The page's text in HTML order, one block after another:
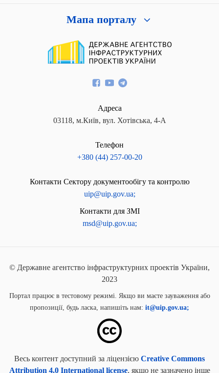
Мапа порталу
Адреса
03118, м.Київ, вул. Хотівська, 4-А
Телефон
+380 (44) 257-00-20
Контакти Сектору документообігу та контролю
uip@uip.gov.ua;
Контакти для ЗМІ
msd@uip.gov.ua;
© Державне агентство інфраструктурних проектів України,
2023
Портал працює в тестовому режимі. Якщо ви маєте зауваження або
пропозиції, будь ласка, напишіть нам: it@uip.gov.ua;
Весь контент доступний за ліцензією Creative Commons
Attribution 4.0 International license, якщо не зазначено інше